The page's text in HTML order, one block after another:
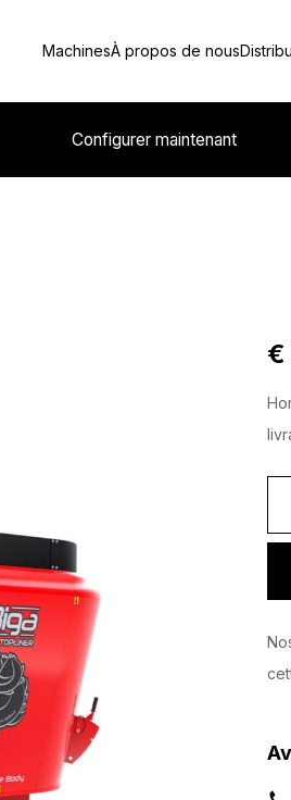
MachinesÀ propos de nous
Configurer maintenant
€